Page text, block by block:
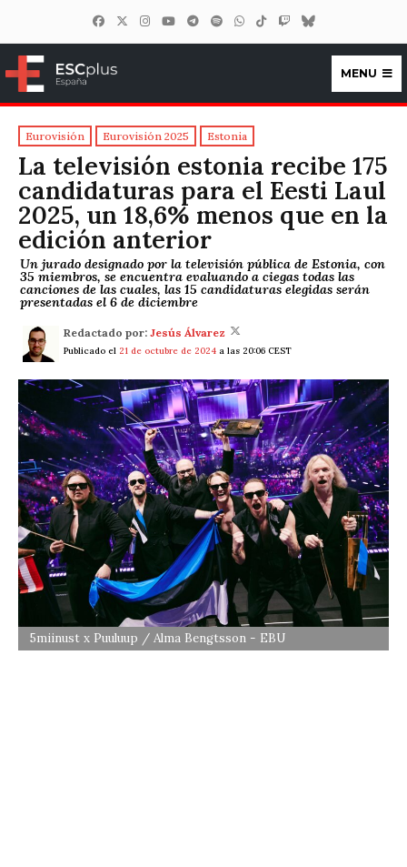
ESCplus España
MENU
Eurovisión Eurovisión 2025 Estonia
La televisión estonia recibe 175
candidaturas para el Eesti Laul
2025, un 18,6% menos que en la
edición anterior
Un jurado designado por la televisión pública de Estonia, con
35 miembros, se encuentra evaluando a ciegas todas las
canciones de las cuales, las 15 candidaturas elegidas serán
presentadas el 6 de diciembre
Redactado por: Jesús Álvarez
Publicado el 21 de octubre de 2024 a las 20:06 CEST
5miinust x Puuluup / Alma Bengtsson - EBU